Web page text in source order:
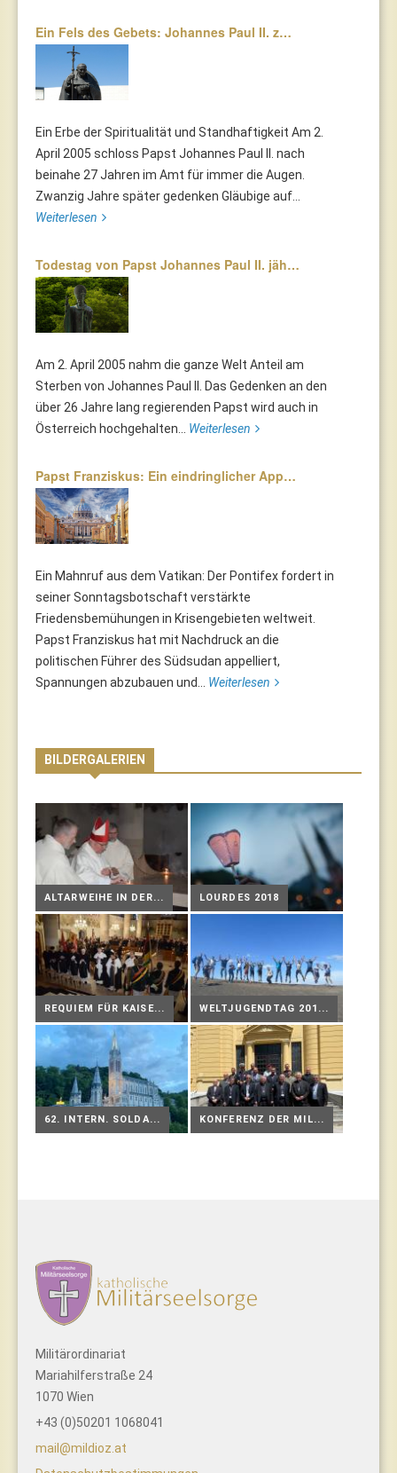
Ein Fels des Gebets: Johannes Paul II. z…
Ein Erbe der Spiritualität und Standhaftigkeit Am 2.
April 2005 schloss Papst Johannes Paul II. nach
beinahe 27 Jahren im Amt für immer die Augen.
Zwanzig Jahre später gedenken Gläubige auf...
Weiterlesen
Todestag von Papst Johannes Paul II. jäh…
Am 2. April 2005 nahm die ganze Welt Anteil am
Sterben von Johannes Paul II. Das Gedenken an den
über 26 Jahre lang regierenden Papst wird auch in
Österreich hochgehalten... Weiterlesen
Papst Franziskus: Ein eindringlicher App…
Ein Mahnruf aus dem Vatikan: Der Pontifex fordert in
seiner Sonntagsbotschaft verstärkte
Friedensbemühungen in Krisengebieten weltweit.
Papst Franziskus hat mit Nachdruck an die
politischen Führer des Südsudan appelliert,
Spannungen abzubauen und... Weiterlesen
BILDERGALERIEN
ALTARWEIHE IN DER... LOURDES 2018
REQUIEM FÜR KAISE... WELTJUGENDTAG 201...
62. INTERN. SOLDA... KONFERENZ DER MIL...
Militärordinariat
Mariahilferstraße 24
1070 Wien
+43 (0)50201 1068041
mail@mildioz.at